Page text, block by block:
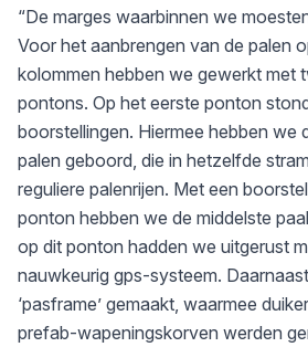
“De marges waarbinnen we
Voor het aanbrengen van de palen
kolommen hebben we gewerkt met
pontons. Op het eerste ponton
boorstellingen. Hiermee hebben we
palen geboord, die in hetzelfde
reguliere palenrijen. Met een
ponton hebben we de middelste
op dit ponton hadden we uitgerust
nauwkeurig gps-systeem.
‘pasframe’ gemaakt, waarmee
prefab-wapeningskorven werden